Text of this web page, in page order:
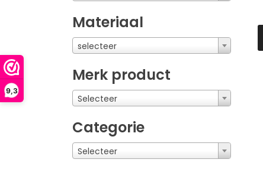
9,3
Materiaal
selecteer
Merk product
Selecteer
Categorie
Selecteer